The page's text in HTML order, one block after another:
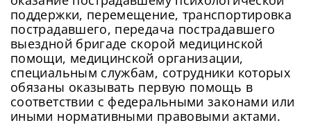
поддержки, перемещение, транспортировка
пострадавшего, передача пострадавшего
выездной бригаде скорой медицинской
помощи, медицинской организации,
специальным службам, сотрудники которых
обязаны оказывать первую помощь в
соответствии с федеральными законами или
иными нормативными правовыми актами.